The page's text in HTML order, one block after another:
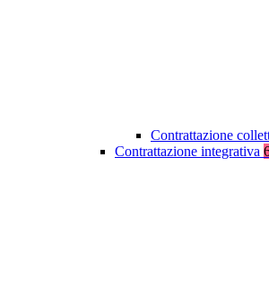
Contrattazione
Contrattazione integrativa